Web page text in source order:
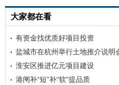
大家都在看
有资金找优质好项目投资
盐城市在杭州举行土地推介说明
淮安区推进亿元项目建设
港闸补“短”补“软”提品质